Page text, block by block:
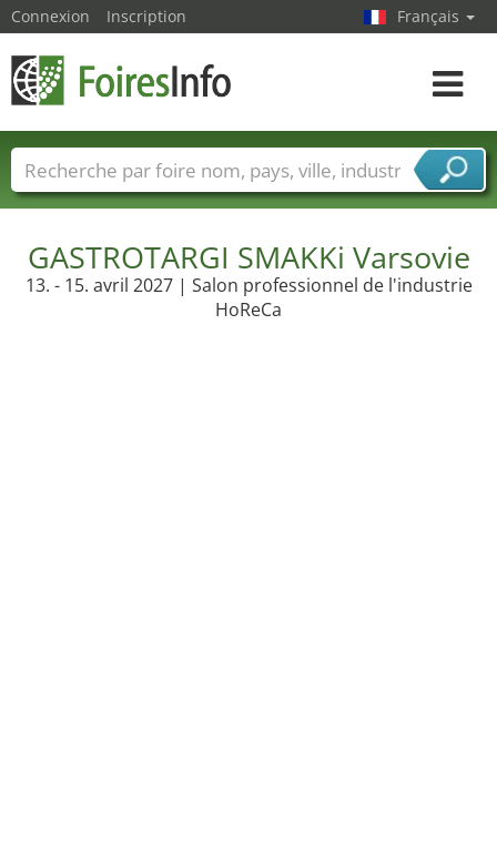
GASTROTARGI SMAKKi Varsovie
13. - 15. avril 2027 | Salon professionnel de l'industrie
HoReCa
Connexion Inscription Français
Toggle
Foire noms Pays Villes
Secteurs de foire